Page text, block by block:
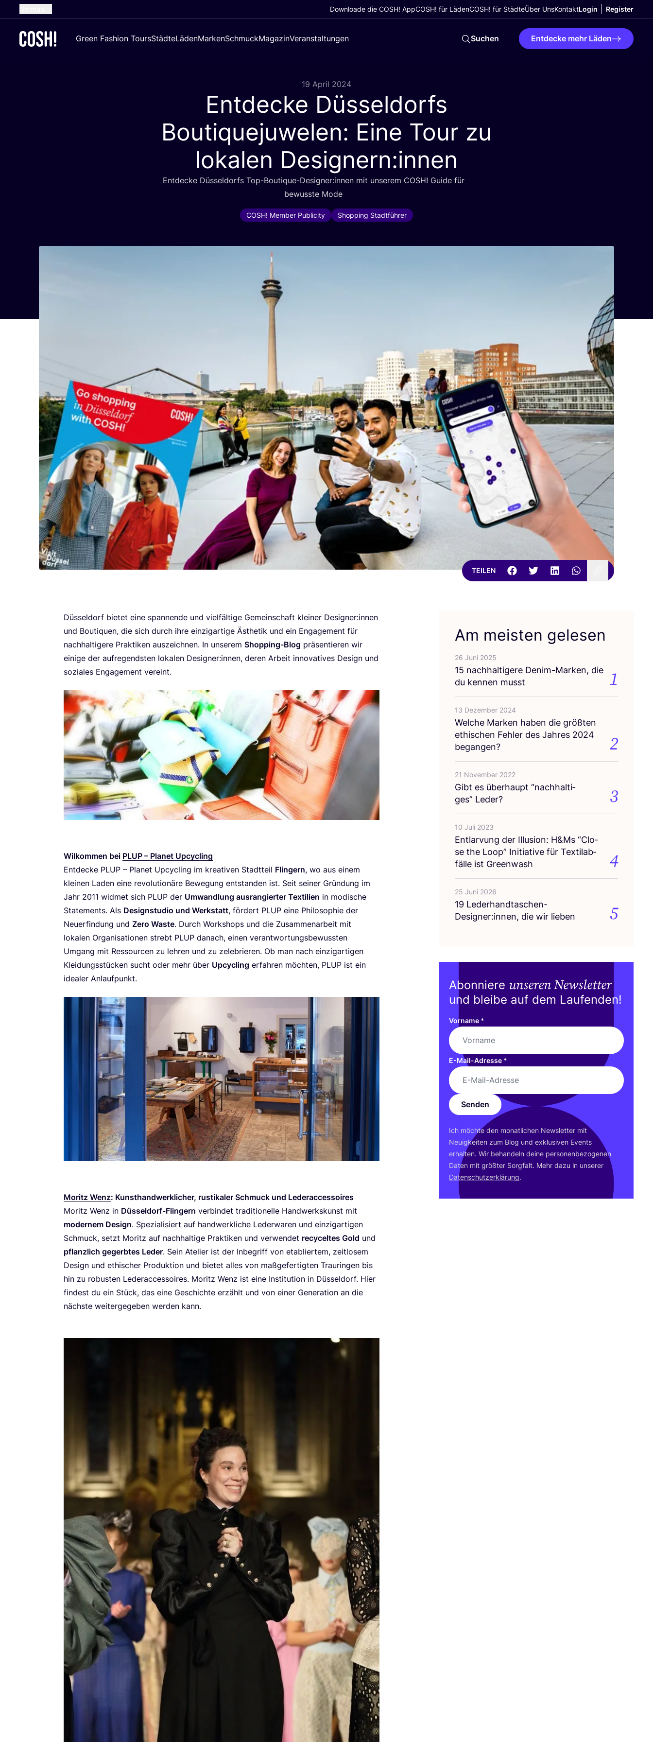
Dutch
Downloade die COSH! AppCOSH! für LädenCOSH! für StädteÜber UnsKontaktLogin Register
Green Fashion ToursStädteLädenMarkenSchmuckMagazinVeranstaltungen Suchen Entdecke mehr Läden
19 April 2024
Entdecke Düsseldorfs
Boutiquejuwelen: Eine Tour zu
lokalen Designern:innen
Ent­de­cke Düs­sel­dorfs Top-Boutique-Designer:innen mit unse­rem COSH! Gui­de für
bewuss­te Mode
COSH! Member Publicity Shopping Stadtführer
TEILEN
Düs­sel­dorf bie­tet eine span­nen­de und viel­fäl­ti­ge Gemein­schaft klei­ner Designer:innen
und Bou­ti­quen, die sich durch ihre ein­zig­ar­ti­ge Ästhe­tik und ein Enga­ge­ment für
nach­hal­ti­ge­re Prak­ti­ken aus­zeich­nen. In unse­rem Shop­ping-Blog prä­sen­tie­ren wir
eini­ge der auf­re­gends­ten loka­len Designer:innen, deren Arbeit inno­va­ti­ves Design und
sozia­les Enga­ge­ment vereint.
Wil­kom­men bei PLUP – Pla­net Upcycling
Ent­de­cke PLUP – Pla­net Upcy­cling im krea­ti­ven Stadt­teil Flin­gern, wo aus einem
klei­nen Laden eine revo­lu­tio­nä­re Bewe­gung ent­stan­den ist. Seit sei­ner Grün­dung im
Jahr 2011 wid­met sich PLUP der Umwand­lung aus­ran­gier­ter Tex­ti­li­en in modi­sche
State­ments. Als Design­stu­dio und Werk­statt, för­dert PLUP eine Phi­lo­so­phie der
Neu­erfin­dung und Zero Was­te. Durch Work­shops und die Zusam­men­ar­beit mit
loka­len Orga­ni­sa­tio­nen strebt PLUP danach, einen ver­ant­wor­tungs­be­wuss­ten
Umgang mit Res­sour­cen zu leh­ren und zu zele­brie­ren. Ob man nach ein­zig­ar­ti­gen
Klei­dungs­stü­cken sucht oder mehr über Upcy­cling erfah­ren möch­ten, PLUP ist ein
idea­ler Anlaufpunkt.
Moritz Wenz: Kunst­hand­werk­li­cher, rus­ti­ka­ler Schmuck und Lederaccessoires
Moritz Wenz in Düs­sel­dorf-Flin­gern ver­bin­det tra­di­tio­nel­le Hand­werks­kunst mit
moder­nem Design. Spe­zia­li­siert auf hand­werk­li­che Leder­wa­ren und ein­zig­ar­ti­gen
Schmuck, setzt Moritz auf nach­hal­ti­ge Prak­ti­ken und ver­wen­det recy­cel­tes Gold und
pflanz­lich gegerb­tes Leder. Sein Ate­lier ist der Inbe­griff von eta­blier­tem, zeit­lo­sem
Design und ethi­scher Pro­duk­ti­on und bie­tet alles von maß­ge­fer­tig­ten Trau­rin­gen bis
hin zu robus­ten Leder­ac­ces­soires. Moritz Wenz ist eine Insti­tu­ti­on in Düs­sel­dorf. Hier
fin­dest du ein Stück, das eine Geschich­te erzählt und von einer Gene­ra­ti­on an die
nächs­te wei­ter­ge­ge­ben wer­den kann.
Am meisten gelesen
26 Juni 2025
15 nach­hal­ti­ge­re Den­im-Mar­ken, die
du ken­nen musst
1
13 Dezember 2024
Wel­che Mar­ken haben die größ­ten
ethi­schen Feh­ler des Jah­res 2024
begangen?
2
21 November 2022
Gibt es über­haupt “nach­hal­ti­
ges” Leder?
3
10 Juli 2023
Ent­lar­vung der Illu­si­on: H&Ms “Clo­
se the Loop” Initia­ti­ve für Tex­til­ab­
fäl­le ist Greenwash
4
25 Juni 2026
19 Lederhandtaschen-
Designer:innen, die wir lieben
5
Abonniere unseren Newsletter
und bleibe auf dem Laufenden!
Vorname *
E-Mail-Adresse *
Senden
Ich möch­te den monat­li­chen News­let­ter mit
Neu­ig­kei­ten zum Blog und exklu­si­ven Events
erhal­ten. Wir behan­deln dei­ne per­so­nen­be­zo­ge­nen
Daten mit größ­ter Sorg­falt. Mehr dazu in unse­rer
Daten­schutz­er­klä­rung.